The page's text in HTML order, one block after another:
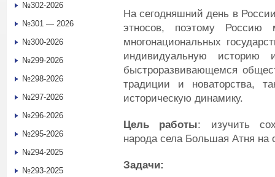
На сегодняшний день в
этносов, поэтому
многонациональных
индивидуальную
быстроразвивающемся
традиции и новаторства,
историческую динамику.
Цель работы: изучить
народа села Большая Атня на
Задачи:
№302-2026
№301 — 2026
№300-2026
№299-2026
№298-2026
№297-2026
№296-2026
№295-2026
№294-2025
№293-2025